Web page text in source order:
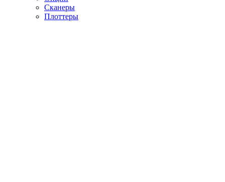
Сканеры
Плоттеры